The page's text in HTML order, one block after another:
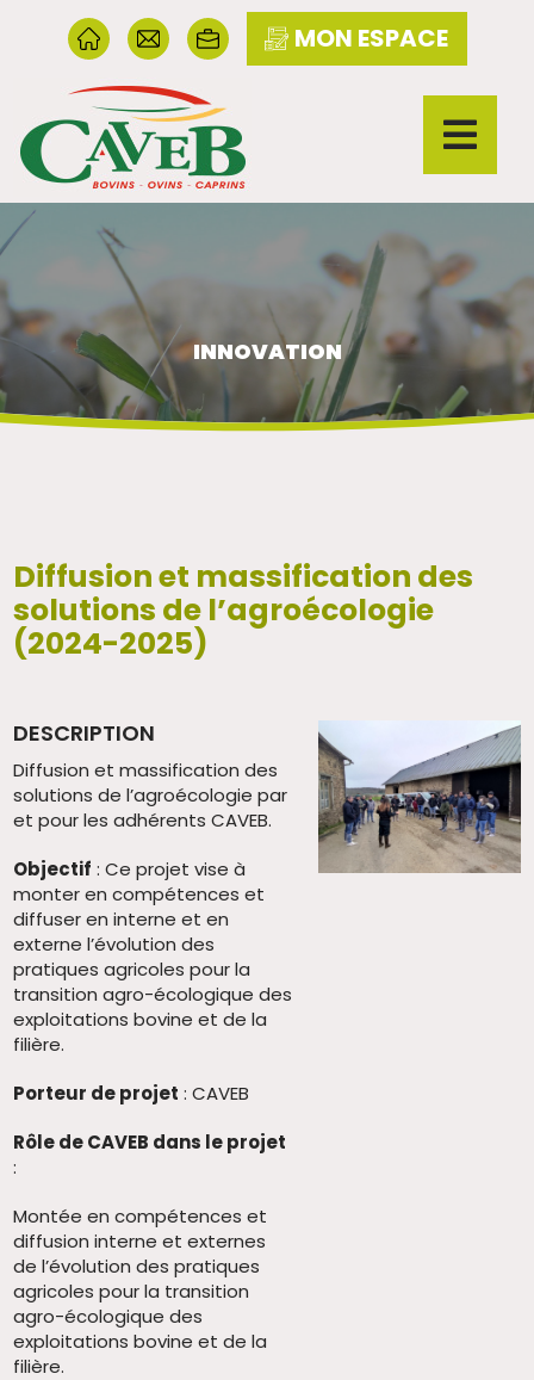
MON ESPACE
INNOVATION
Diffusion et massification des
solutions de l’agroécologie
(2024-2025)
DESCRIPTION
Diffusion et massification des
solutions de l’agroécologie par
et pour les adhérents CAVEB.
Objectif : Ce projet vise à
monter en compétences et
diffuser en interne et en
externe l’évolution des
pratiques agricoles pour la
transition agro-écologique des
exploitations bovine et de la
filière.
Porteur de projet : CAVEB
Rôle de CAVEB dans le projet
:
Montée en compétences et
diffusion interne et externes
de l’évolution des pratiques
agricoles pour la transition
agro-écologique des
exploitations bovine et de la
filière.